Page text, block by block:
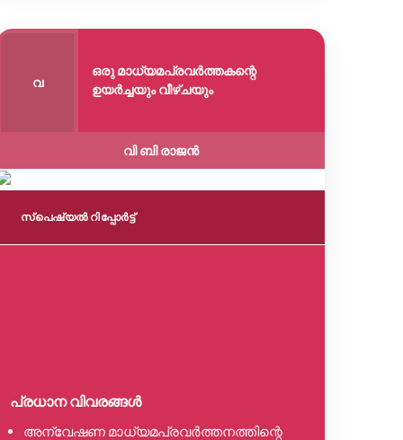
വ
ഒരു മാധ്യമപ്രവർത്തകന്റെ
ഉയർച്ചയും വീഴ്ചയും
വി ബി രാജൻ
സ്പെഷ്യൽ റിപ്പോര്‍ട്ട്
പ്രധാന വിവരങ്ങൾ
അന്വേഷണ മാധ്യമപ്രവർത്തനത്തിന്റെ